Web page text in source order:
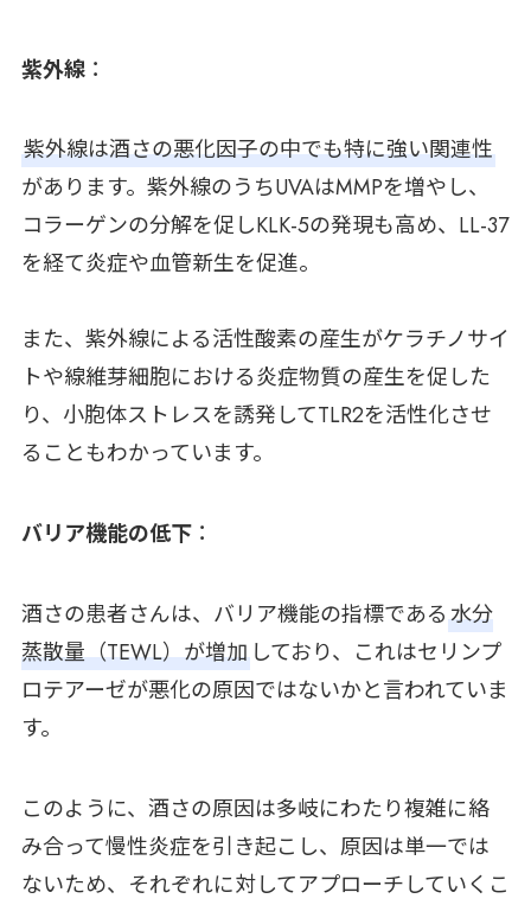
紫外線：
紫外線は酒さの悪化因子の中でも特に強い関連性
があります。紫外線のうちUVAはMMPを増やし、
コラーゲンの分解を促しKLK-5の発現も高め、LL-37
を経て炎症や血管新生を促進。
また、紫外線による活性酸素の産生がケラチノサイ
トや線維芽細胞における炎症物質の産生を促した
り、小胞体ストレスを誘発してTLR2を活性化させ
ることもわかっています。
バリア機能の低下：
酒さの患者さんは、バリア機能の指標である水分
蒸散量（TEWL）が増加しており、これはセリンプ
ロテアーゼが悪化の原因ではないかと言われていま
す。
このように、酒さの原因は多岐にわたり複雑に絡
み合って慢性炎症を引き起こし、原因は単一では
ないため、それぞれに対してアプローチしていくこ